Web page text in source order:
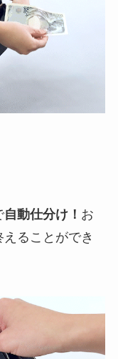
自動仕分け！ お
えることができ